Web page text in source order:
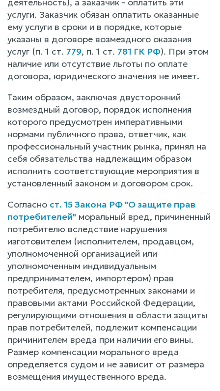
услуги. Заказчик обязан оплатить оказанные
ему услуги в сроки и в порядке, которые
указаны в договоре возмездного оказания
услуг (п. 1 ст. 779, п. 1 ст. 781 ГК РФ). При этом
наличие или отсутствие льготы по оплате
договора, юридического значения не имеет.
Таким образом, заключая двусторонний
возмездный договор, порядок исполнения
которого предусмотрен императивными
нормами публичного права, ответчик, как
профессиональный участник рынка, принял на
себя обязательства надлежащим образом
исполнить соответствующие мероприятия в
установленный законом и договором срок.
Согласно ст. 15 Закона РФ "О защите прав
потребителей" моральный вред, причиненный
потребителю вследствие нарушения
изготовителем (исполнителем, продавцом,
уполномоченной организацией или
уполномоченным индивидуальным
предпринимателем, импортером) прав
потребителя, предусмотренных законами и
правовыми актами Российской Федерации,
регулирующими отношения в области защиты
прав потребителей, подлежит компенсации
причинителем вреда при наличии его вины.
Размер компенсации морального вреда
определяется судом и не зависит от размера
возмещения имущественного вреда.